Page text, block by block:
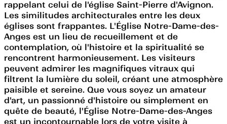
rappelant celui de l'église Saint-Pierre d'Avignon.
Les similitudes architecturales entre les deux
églises sont frappantes. L'Église Notre-Dame-des-
Anges est un lieu de recueillement et de
contemplation, où l'histoire et la spiritualité se
rencontrent harmonieusement. Les visiteurs
peuvent admirer les magnifiques vitraux qui
filtrent la lumière du soleil, créant une atmosphère
paisible et sereine. Que vous soyez un amateur
d'art, un passionné d'histoire ou simplement en
quête de beauté, l'Église Notre-Dame-des-Anges
est un incontournable lors de votre visite à